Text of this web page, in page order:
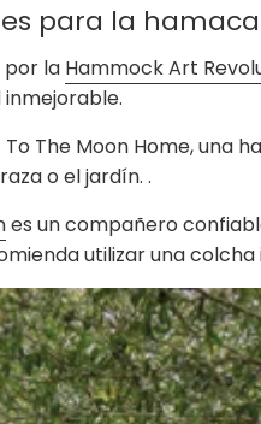
para la
por la Hammock Art
The Moon Home,
o el jardín. .
es un compañero
utilizar una